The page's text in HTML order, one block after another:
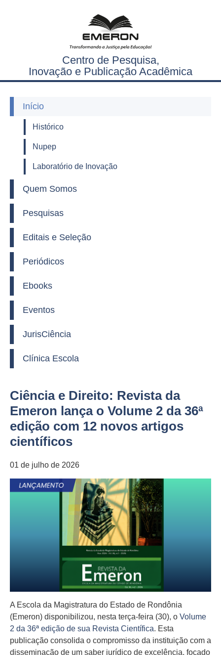
Centro de Pesquisa,
Inovação e Publicação Acadêmica
Início
Histórico
Nupep
Laboratório de Inovação
Quem Somos
Pesquisas
Editais e Seleção
Periódicos
Ebooks
Eventos
JurisCiência
Clínica Escola
Ciência e Direito: Revista da
Emeron lança o Volume 2 da 36ª
edição com 12 novos artigos
científicos
01 de julho de 2026
A Escola da Magistratura do Estado de Rondônia
(Emeron) disponibilizou, nesta terça-feira (30), o Volume
2 da 36ª edição de sua Revista Científica. Esta
publicação consolida o compromisso da instituição com a
disseminação de um saber jurídico de excelência, focado